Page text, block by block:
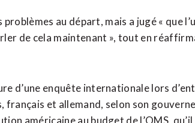
au départ, mais a jugé « que
de cela maintenant », tout en
d’une enquête internationale lors
et allemand, selon son
américaine au budget de l’OMS,